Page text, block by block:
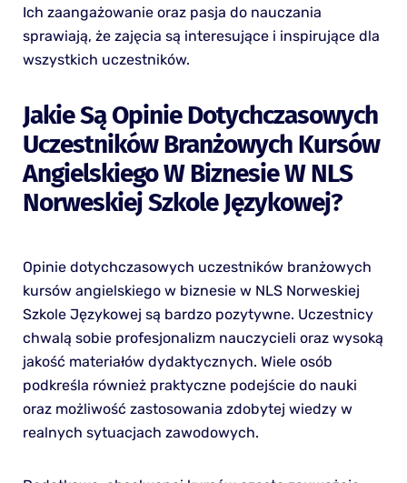
Ich zaangażowanie oraz pasja do nauczania
sprawiają, że zajęcia są interesujące i inspirujące dla
wszystkich uczestników.
Jakie Są Opinie Dotychczasowych
Uczestników Branżowych Kursów
Angielskiego W Biznesie W NLS
Norweskiej Szkole Językowej?
Opinie dotychczasowych uczestników branżowych
kursów angielskiego w biznesie w NLS Norweskiej
Szkole Językowej są bardzo pozytywne. Uczestnicy
chwalą sobie profesjonalizm nauczycieli oraz wysoką
jakość materiałów dydaktycznych. Wiele osób
podkreśla również praktyczne podejście do nauki
oraz możliwość zastosowania zdobytej wiedzy w
realnych sytuacjach zawodowych.